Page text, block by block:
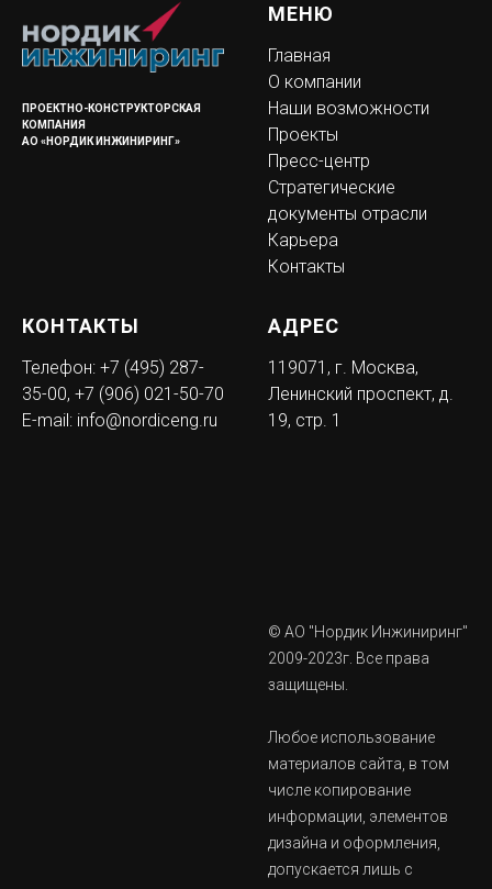
ПРОЕКТНО-КОНСТРУКТОРСКАЯ
КОМПАНИЯ
АО «НОРДИК ИНЖИНИРИНГ»
МЕНЮ
Главная
О компании
Наши возможности
Проекты
Пресс-центр
Стратегические
документы отрасли
Карьера
Контакты
КОНТАКТЫ
Телефон: +7 (495) 287-
35-00, +7 (906) 021-50-70
E-mail: info@nordiceng.ru
АДРЕС
119071, г. Москва,
Ленинский проспект, д.
19, стр. 1
© АО "Нордик Инжиниринг"
2009-2023г. Все права
защищены.
Любое использование
материалов сайта, в том
числе копирование
информации, элементов
дизайна и оформления,
допускается лишь с